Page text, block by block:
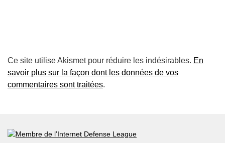
Ce site utilise Akismet pour réduire les indésirables. En
savoir plus sur la façon dont les données de vos
commentaires sont traitées.